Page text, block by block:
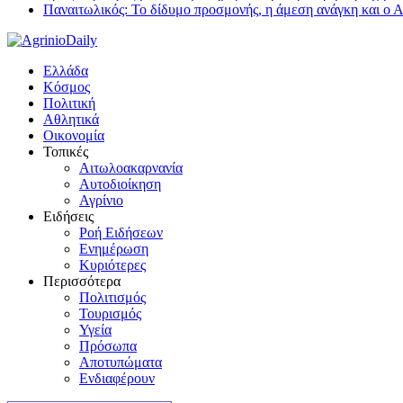
Παναιτωλικός: Το δίδυμο προσμονής, η άμεση ανάγκη και ο
Ελλάδα
Κόσμος
Πολιτική
Αθλητικά
Οικονομία
Τοπικές
Αιτωλοακαρνανία
Αυτοδιοίκηση
Αγρίνιο
Ειδήσεις
Ροή Ειδήσεων
Ενημέρωση
Κυριότερες
Περισσότερα
Πολιτισμός
Τουρισμός
Υγεία
Πρόσωπα
Αποτυπώματα
Ενδιαφέρουν